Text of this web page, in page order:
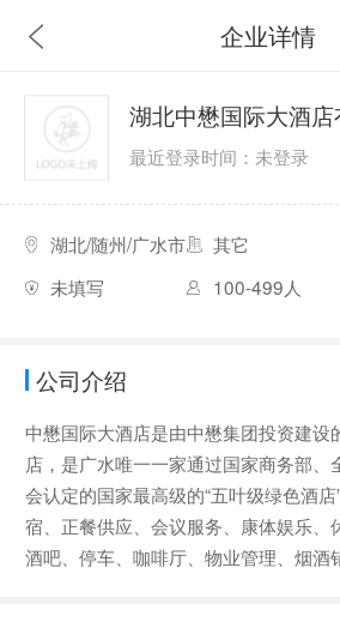
企业详情
湖北中懋国际大酒店
最近登录时间：未登录
湖北/随州/广水市 其它
未填写
100-499人
公司介绍
中懋国际大酒店是由中懋集团投资建设
店，是广水唯一一家通过国家商务部、
会认定的国家最高级的“五叶级绿色酒
宿、正餐供应、会议服务、康体娱乐、
酒吧、停车、咖啡厅、物业管理、烟酒